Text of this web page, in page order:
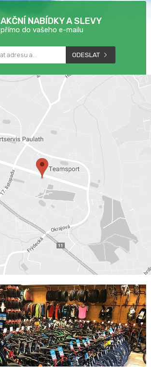
AKČNÍ NABÍDKY A SLEVY
přímo do vašeho e-mailu
ODESLAT